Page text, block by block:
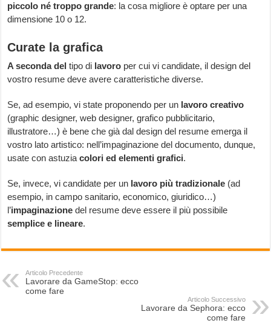
piccolo né troppo grande: la cosa migliore è optare per una
dimensione 10 o 12.
Curate la grafica
A seconda del tipo di lavoro per cui vi candidate, il design del
vostro resume deve avere caratteristiche diverse.
Se, ad esempio, vi state proponendo per un lavoro creativo
(graphic designer, web designer, grafico pubblicitario,
illustratore…) è bene che già dal design del resume emerga il
vostro lato artistico: nell’impaginazione del documento, dunque,
usate con astuzia colori ed elementi grafici.
Se, invece, vi candidate per un lavoro più tradizionale (ad
esempio, in campo sanitario, economico, giuridico…)
l’impaginazione del resume deve essere il più possibile
semplice e lineare.
Articolo Precedente
Lavorare da GameStop: ecco
come fare
Articolo Successivo
Lavorare da Sephora: ecco
come fare